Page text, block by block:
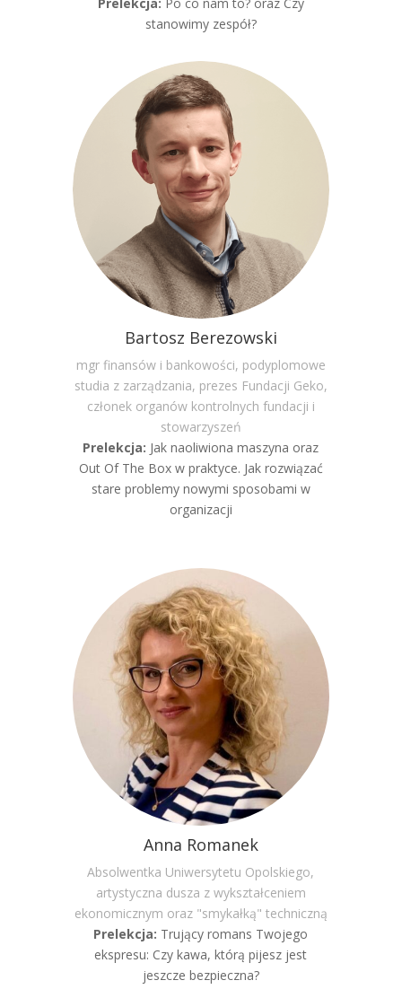
stanowimy zespół?
Bartosz Berezowski
mgr finansów i bankowości, podyplomowe
studia z zarządzania, prezes Fundacji Geko,
członek organów kontrolnych fundacji i
stowarzyszeń
Prelekcja: Jak naoliwiona maszyna oraz
Out Of The Box w praktyce. Jak rozwiązać
stare problemy nowymi sposobami w
organizacji
Anna Romanek
Absolwentka Uniwersytetu Opolskiego,
artystyczna dusza z wykształceniem
ekonomicznym oraz "smykałką" techniczną
Prelekcja: Trujący romans Twojego
ekspresu: Czy kawa, którą pijesz jest
jeszcze bezpieczna?